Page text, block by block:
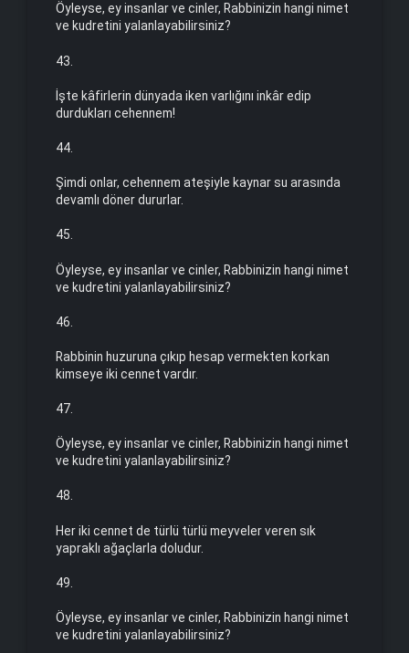
Öyleyse, ey insanlar ve cinler, Rabbinizin hangi nimet
ve kud­retini yalanlayabilirsiniz?
43.
İşte kâfirlerin dünyada iken varlığını inkâr edip
durdukları cehennem!
44.
Şimdi onlar, cehennem ateşiyle kaynar su arasında
devamlı döner dururlar.
45.
Öyleyse, ey insanlar ve cinler, Rabbinizin hangi nimet
ve kud­retini yalanlayabilirsiniz?
46.
Rabbinin huzuruna çıkıp hesap vermekten korkan
kimseye iki cennet vardır.
47.
Öyleyse, ey insanlar ve cinler, Rabbinizin hangi nimet
ve kud­re­tini yalanlayabilirsiniz?
48.
Her iki cennet de türlü türlü meyveler veren sık
yapraklı ağaç­larla doludur.
49.
Öyleyse, ey insanlar ve cinler, Rabbinizin hangi nimet
ve kud­retini yalanlayabilirsiniz?